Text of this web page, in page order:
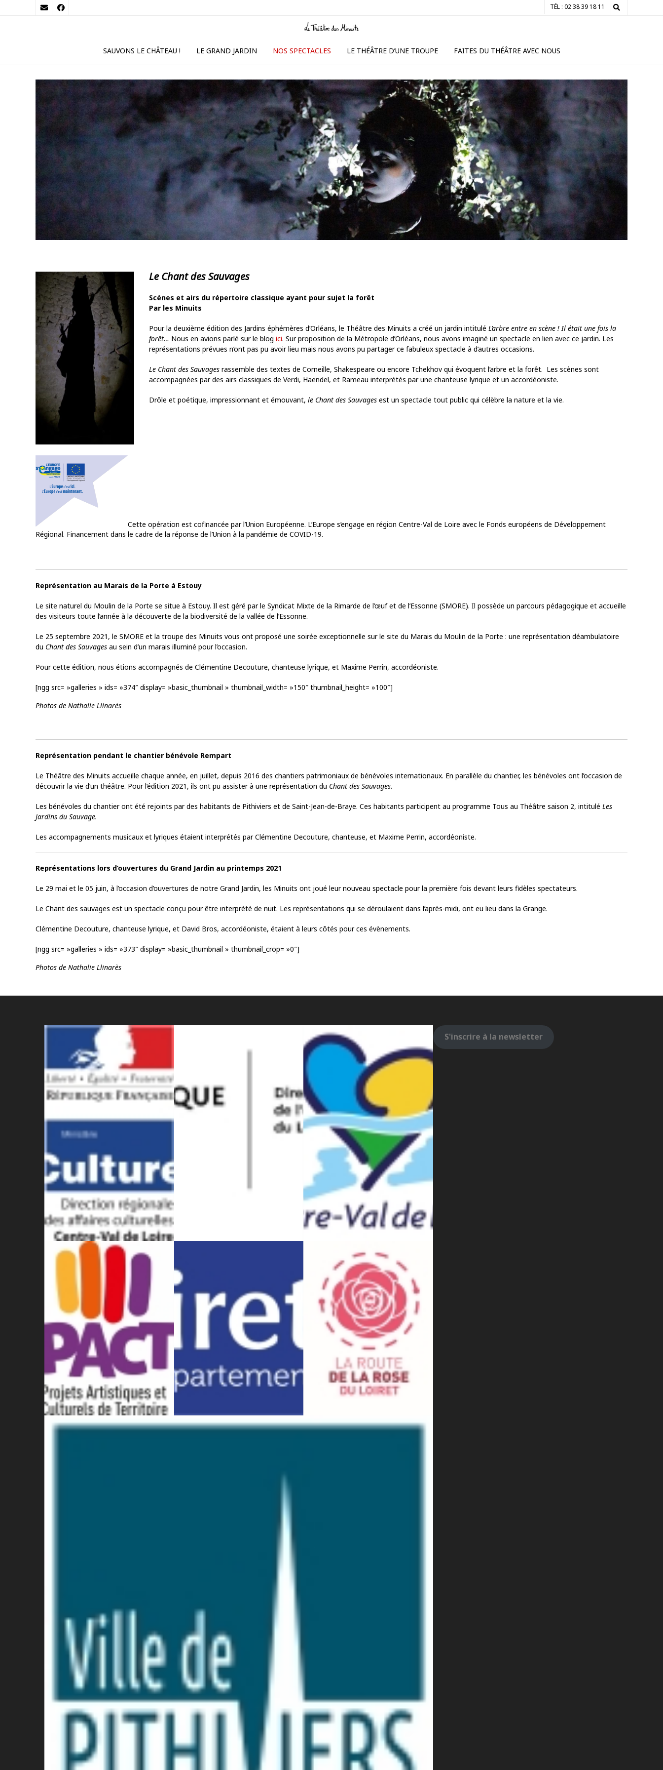
TÉL : 02 38 39 18 11
SAUVONS LE CHÂTEAU ! LE GRAND JARDIN NOS SPECTACLES LE THÉÂTRE D’UNE TROUPE FAITES DU THÉÂTRE AVEC NOUS
Le Chant des Sauvages
Scènes et airs du répertoire classique ayant pour sujet la forêt
Par les Minuits
Pour la deuxième édition des Jardins éphémères d’Orléans, le Théâtre des Minuits a créé un jardin intitulé L’arbre entre en scène ! Il était une fois la
forêt… Nous en avions parlé sur le blog ici. Sur proposition de la Métropole d’Orléans, nous avons imaginé un spectacle en lien avec ce jardin. Les
représentations prévues n’ont pas pu avoir lieu mais nous avons pu partager ce fabuleux spectacle à d’autres occasions.
Le Chant des Sauvages rassemble des textes de Corneille, Shakespeare ou encore Tchekhov qui évoquent l’arbre et la forêt. Les scènes sont
accompagnées par des airs classiques de Verdi, Haendel, et Rameau interprétés par une chanteuse lyrique et un accordéoniste.
Drôle et poétique, impressionnant et émouvant, le Chant des Sauvages est un spectacle tout public qui célèbre la nature et la vie.
Cette opération est cofinancée par l’Union Européenne. L’Europe s’engage en région Centre-Val de Loire avec le Fonds européens de Développement
Régional. Financement dans le cadre de la réponse de l’Union à la pandémie de COVID-19.
Représentation au Marais de la Porte à Estouy
Le site naturel du Moulin de la Porte se situe à Estouy. Il est géré par le Syndicat Mixte de la Rimarde de l’œuf et de l’Essonne (SMORE). Il possède un parcours pédagogique et accueille
des visiteurs toute l’année à la découverte de la biodiversité de la vallée de l’Essonne.
Le 25 septembre 2021, le SMORE et la troupe des Minuits vous ont proposé une soirée exceptionnelle sur le site du Marais du Moulin de la Porte : une représentation déambulatoire
du Chant des Sauvages au sein d’un marais illuminé pour l’occasion.
Pour cette édition, nous étions accompagnés de Clémentine Decouture, chanteuse lyrique, et Maxime Perrin, accordéoniste.
[ngg src= »galleries » ids= »374″ display= »basic_thumbnail » thumbnail_width= »150″ thumbnail_height= »100″]
Photos de Nathalie Llinarès
Représentation pendant le chantier bénévole Rempart
Le Théâtre des Minuits accueille chaque année, en juillet, depuis 2016 des chantiers patrimoniaux de bénévoles internationaux. En parallèle du chantier, les bénévoles ont l’occasion de
découvrir la vie d’un théâtre. Pour l’édition 2021, ils ont pu assister à une représentation du Chant des Sauvages.
Les bénévoles du chantier ont été rejoints par des habitants de Pithiviers et de Saint-Jean-de-Braye. Ces habitants participent au programme Tous au Théâtre saison 2, intitulé Les
Jardins du Sauvage.
Les accompagnements musicaux et lyriques étaient interprétés par Clémentine Decouture, chanteuse, et Maxime Perrin, accordéoniste.
Représentations lors d’ouvertures du Grand Jardin au printemps 2021
Le 29 mai et le 05 juin, à l’occasion d’ouvertures de notre Grand Jardin, les Minuits ont joué leur nouveau spectacle pour la première fois devant leurs fidèles spectateurs.
Le Chant des sauvages est un spectacle conçu pour être interprété de nuit. Les représentations qui se déroulaient dans l’après-midi, ont eu lieu dans la Grange.
Clémentine Decouture, chanteuse lyrique, et David Bros, accordéoniste, étaient à leurs côtés pour ces évènements.
[ngg src= »galleries » ids= »373″ display= »basic_thumbnail » thumbnail_crop= »0″]
Photos de Nathalie Llinarès
S'inscrire à la newsletter